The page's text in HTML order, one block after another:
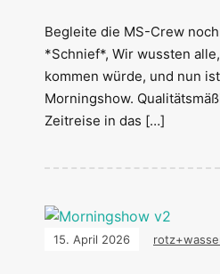
Begleite die MS-Crew
*Schnief*, Wir wussten
kommen würde, und nun
Morningshow.
Zeitreise in das […]
15. April 2026